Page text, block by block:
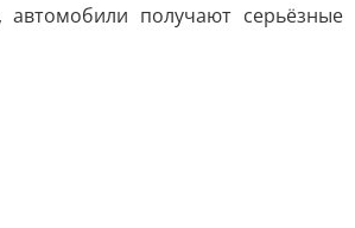
автомобили получают серьёзные